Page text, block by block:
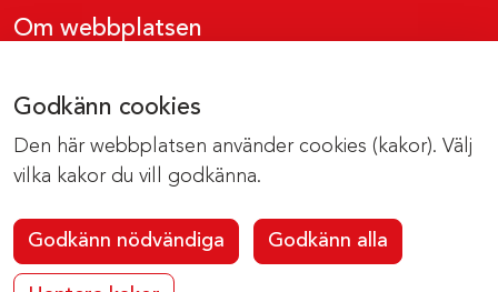
Godkänn cookies
Den här webbplatsen använder cookies (kakor). Välj
vilka kakor du vill godkänna.
Godkänn nödvändiga Godkänn alla
Om webbplatsen
Om cookies
Kontakta webbredaktionen